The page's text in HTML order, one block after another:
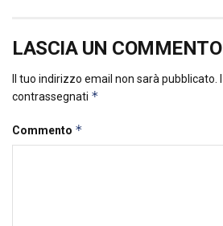
LASCIA UN COMMENTO
Il tuo indirizzo email non sarà pubblicato.
contrassegnati *
Commento *